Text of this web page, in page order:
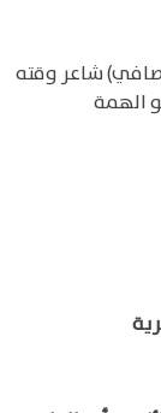
شاعر وقته
الهمة